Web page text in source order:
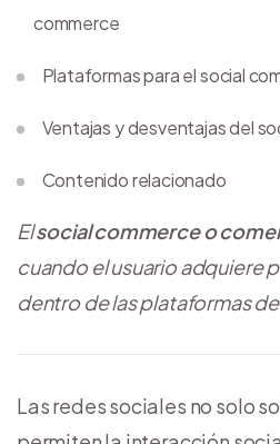
Elsocial commerce o
cuando el usuario adquiere
dentro de las plataformas
Las redes sociales no solo
commerce
Plataformas para el social
Ventajas y desventajas del
Contenido relacionado